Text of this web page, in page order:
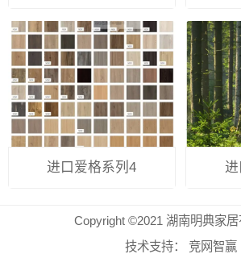
进口爱格系列4
Copyright ©2021 湖南明典家居
技术支持：
竞网智赢